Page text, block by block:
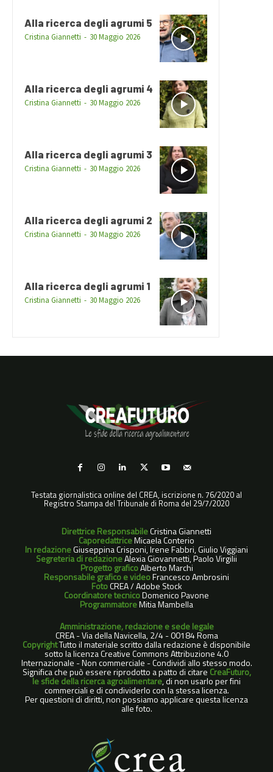
Alla ricerca degli agrumi 5
Cristina Giannetti - 30 Maggio 2026
Alla ricerca degli agrumi 4
Cristina Giannetti - 30 Maggio 2026
Alla ricerca degli agrumi 3
Cristina Giannetti - 30 Maggio 2026
Alla ricerca degli agrumi 2
Cristina Giannetti - 30 Maggio 2026
Alla ricerca degli agrumi 1
Cristina Giannetti - 30 Maggio 2026
Testata giornalistica online del CREA, iscrizione n. 76/2020 al
Registro Stampa del Tribunale di Roma del 29/7/2020
Direttrice ResponsabileCristina Giannetti
CaporedattriceMicaela Conterio
In redazioneGiuseppina Crisponi, Irene Fabbri, Giulio Viggiani
Segreteria di redazioneAlexia Giovannetti, Paolo Virgilii
Progetto graficoAlberto Marchi
Responsabile grafico e videoFrancesco Ambrosini
FotoCREA / Adobe Stock
Coordinatore tecnicoDomenico Pavone
ProgrammatoreMitia Mambella
Amministrazione, redazione e sede legale
CREA - Via della Navicella, 2/4 - 00184 Roma
CopyrightTutto il materiale scritto dalla redazione è disponibile
sotto la licenza Creative Commons Attribuzione 4.0
Internazionale - Non commerciale - Condividi allo stesso modo.
Significa che può essere riprodotto a patto di citare CreaFuturo,
le sfide della ricerca agroalimentare, di non usarlo per fini
commerciali e di condividerlo con la stessa licenza.
Per questioni di diritti, non possiamo applicare questa licenza
alle foto.